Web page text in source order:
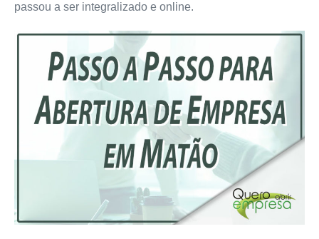
passou a ser integralizado e online.